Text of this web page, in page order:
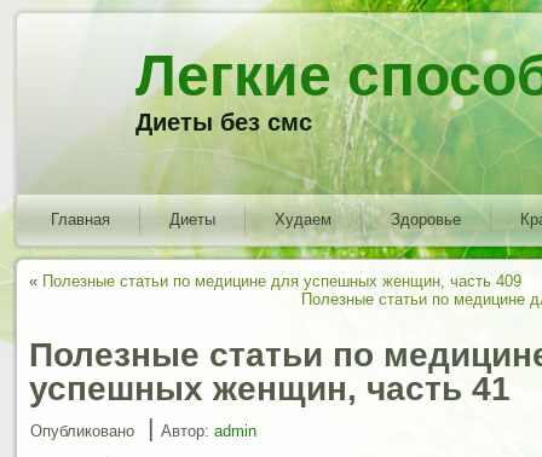
Легкие
Диеты без смс
Главная Диеты Худаем Здоровье
« Полезные статьи по медицине для успешных женщин, часть 409
Полезные статьи по медицине
Полезные статьи по
успешных женщин, часть 41
Опубликовано | Автор: admin